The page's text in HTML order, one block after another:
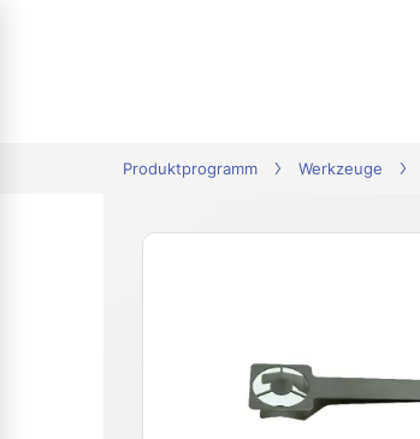
Produktprogramm Werkzeuge